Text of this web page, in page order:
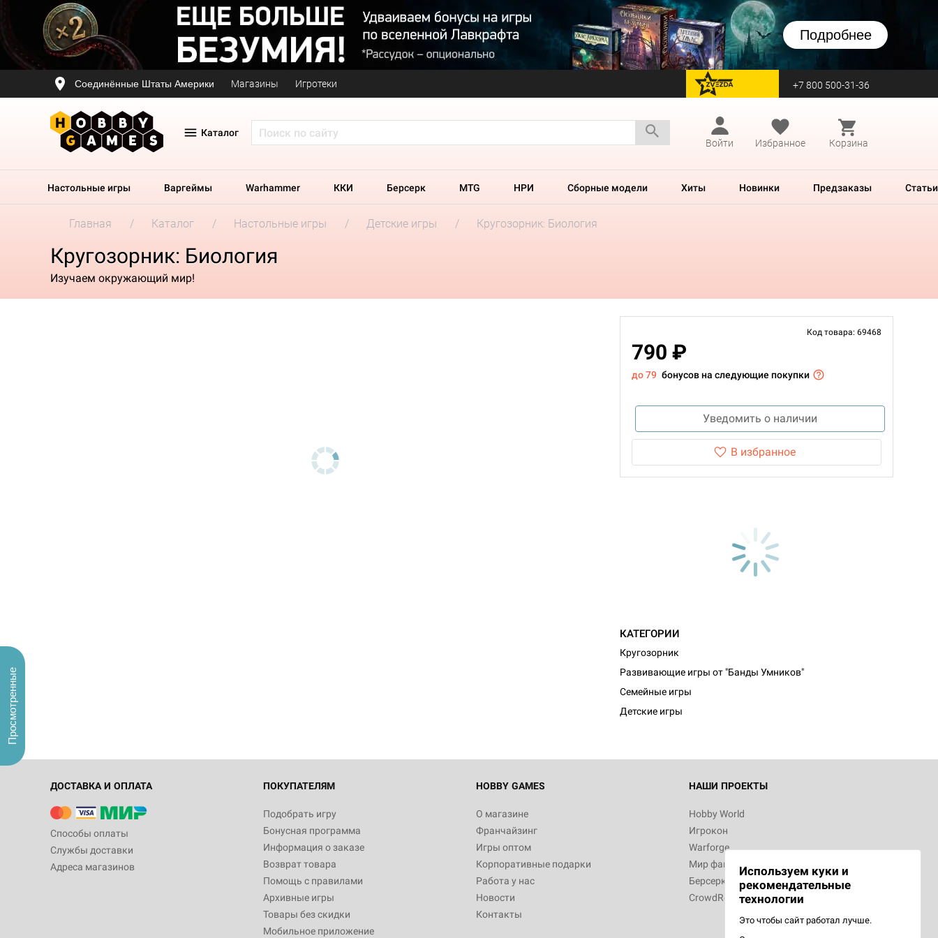
Подробнее
Соединённые Штаты Америки Магазины Игротеки перейти на Zvezda +7 800 500-31-36
Каталог
Войти
Избранное Корзина
Настольные игры Варгеймы Warhammer ККИ Берсерк MTG НРИ Сборные модели Хиты Новинки Предзаказы Статьи
Главная Каталог Настольные игры Детские игры Кругозорник: Биология
Кругозорник: Биология
Изучаем окружающий мир!
Код товара: 69468
790 ₽
до 79 бонусов на следующие покупки
Уведомить о наличии
В избранное
КАТЕГОРИИ
Кругозорник
Развивающие игры от "Банды Умников"
Семейные игры
Детские игры
ДОСТАВКА И ОПЛАТА
Способы оплаты
Службы доставки
Адреса магазинов
ПОКУПАТЕЛЯМ
Подобрать игру
Бонусная программа
Информация о заказе
Возврат товара
Помощь с правилами
Архивные игры
Товары без скидки
Мобильное приложение
HOBBY GAMES
О магазине
Франчайзинг
Игры оптом
Корпоративные подарки
Работа у нас
Новости
Контакты
НАШИ ПРОЕКТЫ
Hobby World
Игрокон
Warforge
Мир фантастики
Берсерк
CrowdRepublic
Используем куки и
рекомендательные
технологии
Это чтобы сайт работал лучше.
Просмотренные
Настольная игра Hobby World Монстры
Белая смерть
12 990
Настольная игра Hobby World Ужас
3 490